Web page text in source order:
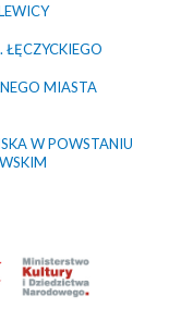
MIASTA
W POWSTANIU